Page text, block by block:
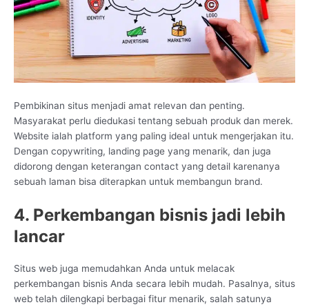
Pembikinan situs menjadi amat relevan dan penting.
Masyarakat perlu diedukasi tentang sebuah produk dan merek.
Website ialah platform yang paling ideal untuk mengerjakan itu.
Dengan copywriting, landing page yang menarik, dan juga
didorong dengan keterangan contact yang detail karenanya
sebuah laman bisa diterapkan untuk membangun brand.
4. Perkembangan bisnis jadi lebih
lancar
Situs web juga memudahkan Anda untuk melacak
perkembangan bisnis Anda secara lebih mudah. Pasalnya, situs
web telah dilengkapi berbagai fitur menarik, salah satunya